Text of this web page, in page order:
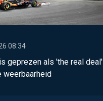
08:34
geprezen als 'the real deal'
weerbaarheid